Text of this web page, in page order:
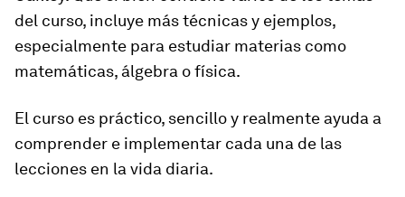
del curso, incluye más técnicas y ejemplos,
especialmente para estudiar materias como
matemáticas, álgebra o física.
El curso es práctico, sencillo y realmente ayuda a
comprender e implementar cada una de las
lecciones en la vida diaria.